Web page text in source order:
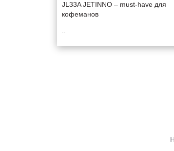
JL33A JETINNO – must-have для
кофеманов
..